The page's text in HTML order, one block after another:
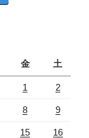
金 土
1 2
8 9
15 16